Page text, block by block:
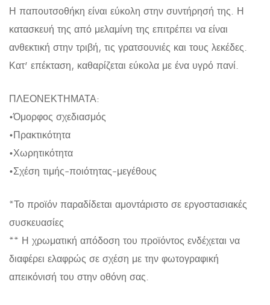
Η παπουτσοθήκη είναι εύκολη στην συντήρησή της. Η
κατασκευή της από μελαμίνη της επιτρέπει να είναι
ανθεκτική στην τριβή, τις γρατσουνιές και τους λεκέδες.
Κατ’ επέκταση, καθαρίζεται εύκολα με ένα υγρό πανί.
ΠΛΕΟΝΕΚΤΗΜΑΤΑ:
•Όμορφος σχεδιασμός
•Πρακτικότητα
•Χωρητικότητα
•Σχέση τιμής-ποιότητας-μεγέθους
*Το προϊόν παραδίδεται αμοντάριστο σε εργοστασιακές
συσκευασίες
** Η χρωματική απόδοση του προϊόντος ενδέχεται να
διαφέρει ελαφρώς σε σχέση με την φωτογραφική
απεικόνισή του στην οθόνη σας.